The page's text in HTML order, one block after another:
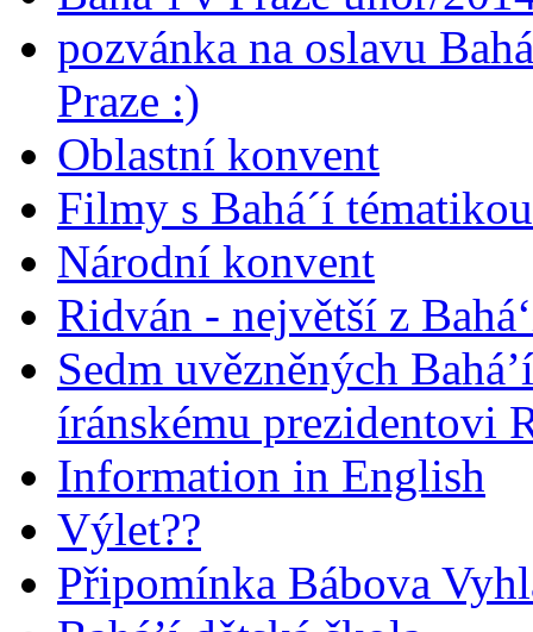
pozvánka na oslavu
Praze :)
Oblastní konvent
Filmy s Bahá´í
Národní konvent
Ridván - největší z
Sedm uvězněných
íránskému prezidentovi
Information in English
Výlet??
Připomínka Bábova